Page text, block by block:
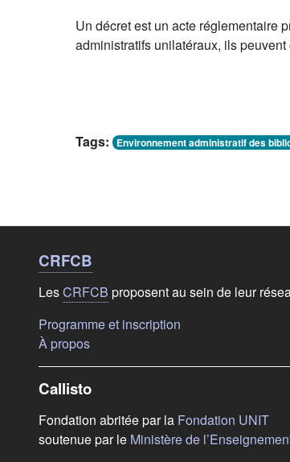
Un décret est un acte réglementaire
administratifs unilatéraux, ils
Tags:
Environnement administratif des
Liens de bas de
CRFCB
LesCRFCB proposent au sein de leur
Programme et inscription
À propos(s'ouvre dans un nouvel onglet)
Callisto
Fondation abritée par la Fondation UNIT
soutenue par le Ministère de